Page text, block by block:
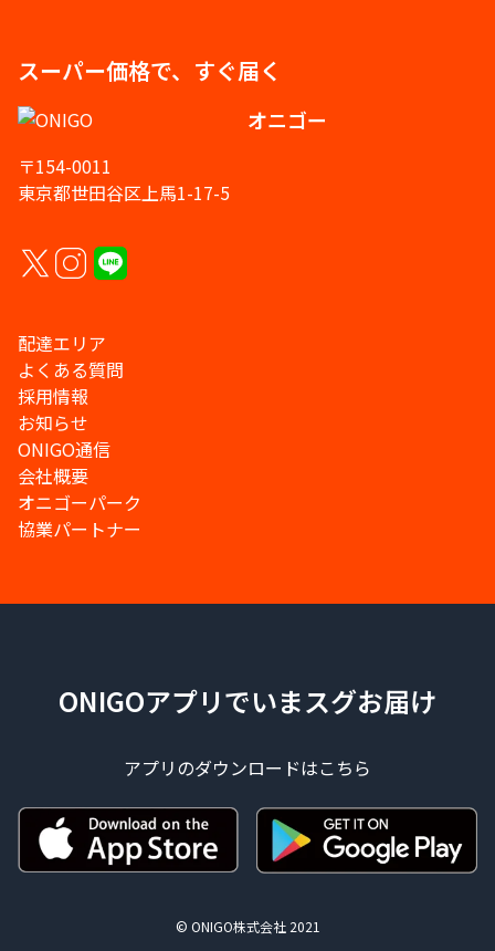
スーパー価格で、すぐ届く
オニゴー
〒154-0011
東京都世田谷区上馬1-17-5
配達エリア
よくある質問
採用情報
お知らせ
ONIGO通信
会社概要
オニゴーパーク
協業パートナー
ONIGOアプリでいまスグお届け
アプリのダウンロードはこちら
© ONIGO株式会社 2021